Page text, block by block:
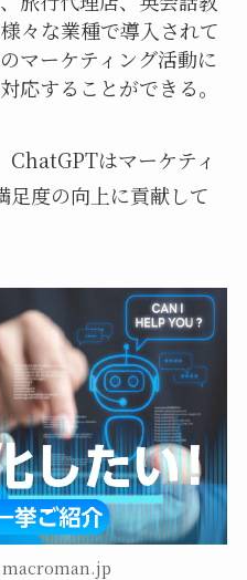
々な業種で導入されて
マーケティング活動に
応することができる。
ChatGPTはマーケティ
足度の向上に貢献して